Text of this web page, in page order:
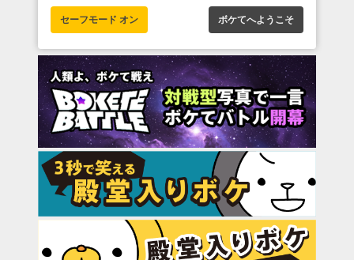
セーフモード オン ボケてへようこそ